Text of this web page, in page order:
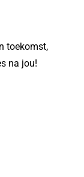
toekomst,
na jou!